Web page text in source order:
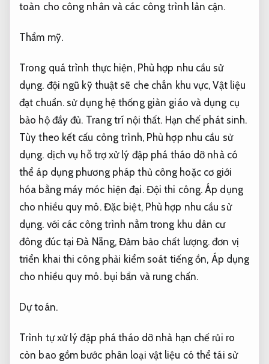
toàn cho công nhân và các công trình lân cận.
Thẩm mỹ.
Trong quá trình thực hiện, Phù hợp nhu cầu sử
dụng. đội ngũ kỹ thuật sẽ che chắn khu vực,Vật liệu
đạt chuẩn. sử dụng hệ thống giàn giáo và dụng cụ
bảo hộ đầy đủ. Trang trí nội thất. Hạn chế phát sinh.
Tùy theo kết cấu công trình, Phù hợp nhu cầu sử
dụng. dịch vụ hỗ trợ xử lý đập phá tháo dỡ nhà có
thể áp dụng phương pháp thủ công hoặc cơ giới
hóa bằng máy móc hiện đại. Đội thi công. Áp dụng
cho nhiều quy mô.Đặc biệt, Phù hợp nhu cầu sử
dụng. với các công trình nằm trong khu dân cư
đông đúc tại Đà Nẵng,Đảm bảo chất lượng. đơn vị
triển khai thi công phải kiểm soát tiếng ồn, Áp dụng
cho nhiều quy mô.bụi bẩn và rung chấn.
Dự toán.
Trình tự xử lý đập phá tháo dỡ nhà hạn chế rủi ro
còn bao gồm bước phân loại vật liệu có thể tái sử